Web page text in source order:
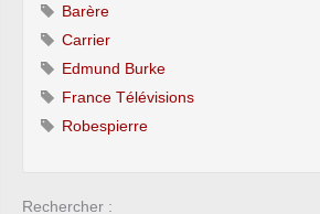
Barère
Carrier
Edmund Burke
France Télévisions
Robespierre
Rechercher :